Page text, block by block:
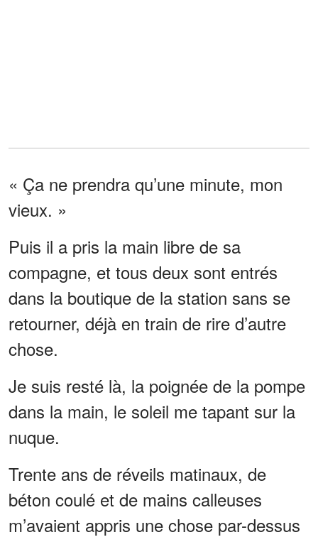
« Ça ne prendra qu’une minute, mon
vieux. »
Puis il a pris la main libre de sa
compagne, et tous deux sont entrés
dans la boutique de la station sans se
retourner, déjà en train de rire d’autre
chose.
Je suis resté là, la poignée de la pompe
dans la main, le soleil me tapant sur la
nuque.
Trente ans de réveils matinaux, de
béton coulé et de mains calleuses
m’avaient appris une chose par-dessus